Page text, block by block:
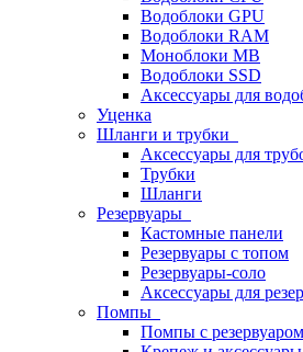
Водоблоки GPU
Водоблоки RAM
Моноблоки MB
Водоблоки SSD
Аксессуары для
Уценка
Шланги и трубки
Аксессуары для
Трубки
Шланги
Резервуары
Кастомные панели
Резервуары с топом
Резервуары-соло
Аксессуары для
Помпы
Помпы с резервуаром